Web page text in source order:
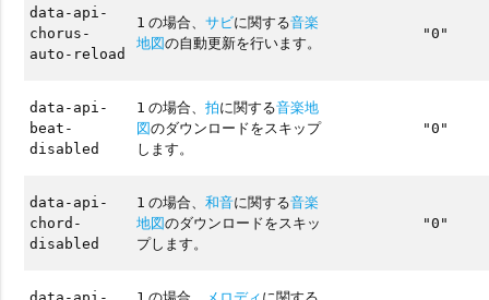
data-api-
chorus-
auto-reload
1 の場合、サビに関する音楽
地図の自動更新を行います。
"0"
data-api-
beat-
disabled
1 の場合、拍に関する音楽地
図のダウンロードをスキップ
します。
"0"
data-api-
chord-
disabled
1 の場合、和音に関する音楽
地図のダウンロードをスキッ
プします。
"0"